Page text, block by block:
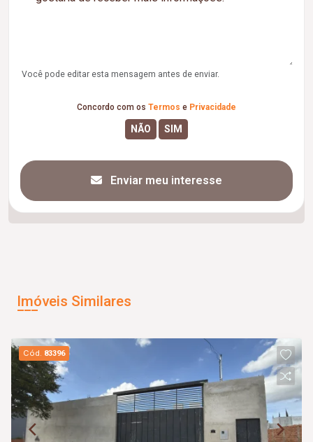
Você pode editar esta mensagem antes de enviar.
Concordo com os Termos e Privacidade
Enviar meu interesse
Imóveis Similares
Cód. 83396